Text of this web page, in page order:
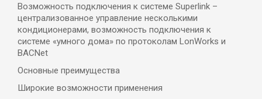
Возможность подключения к системе Superlink –
централизованное управление несколькими
кондиционерами, возможность подключения к
системе «умного дома» по протоколам LonWorks и
BACNet
Основные преимущества
Широкие возможности применения